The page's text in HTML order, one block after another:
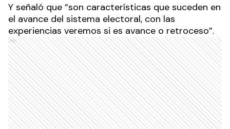
Y señaló que “son características que suceden en
el avance del sistema electoral, con las
experiencias veremos si es avance o retroceso”.
Ads